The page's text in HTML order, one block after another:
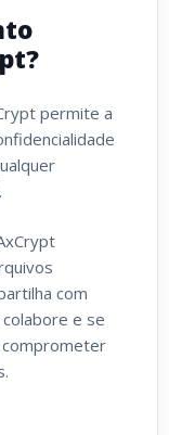
permite a
com
e se